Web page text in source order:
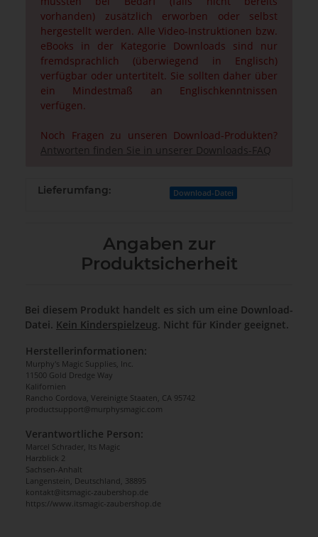
vorhanden) zusätzlich erworben oder selbst
hergestellt werden. Alle Video-Instruktionen bzw.
eBooks in der Kategorie Downloads sind nur
fremdsprachlich (überwiegend in Englisch)
verfügbar oder untertitelt. Sie sollten daher über
ein Mindestmaß an Englischkenntnissen
verfügen.
Noch Fragen zu unseren Download-Produkten?
Antworten finden Sie in unserer Downloads-FAQ
Lieferumfang: Download-Datei
Angaben zur
Produktsicherheit
Bei diesem Produkt handelt es sich um eine Download-
Datei. Kein Kinderspielzeug. Nicht für Kinder geeignet.
Herstellerinformationen:
Murphy's Magic Supplies, Inc.
11500 Gold Dredge Way
Kalifornien
Rancho Cordova, Vereinigte Staaten, CA 95742
productsupport@murphysmagic.com
Verantwortliche Person:
Marcel Schrader, Its Magic
Harzblick 2
Sachsen-Anhalt
Langenstein, Deutschland, 38895
kontakt@itsmagic-zaubershop.de
https://www.itsmagic-zaubershop.de